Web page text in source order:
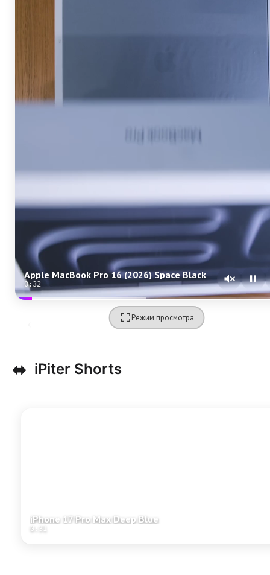
Apple MacBook Pro 16 (2026) Space Black
0:31
Режим просмотра
⬌ iPiter Shorts
iPhone 17 Pro Max Deep Blue
0:31